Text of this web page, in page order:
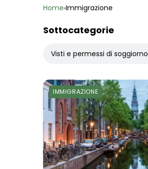
Home Immigrazione
Sottocategorie
Visti e permessi di soggiorno
IMMIGRAZIONE